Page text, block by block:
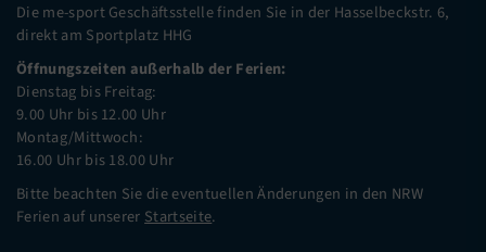
Die me-sport Geschäftsstelle finden Sie in der Hasselbeckstr. 6,
direkt am Sportplatz HHG
Öffnungszeiten außerhalb der Ferien:
Dienstag bis Freitag:
9.00 Uhr bis 12.00 Uhr
Montag/Mittwoch:
16.00 Uhr bis 18.00 Uhr
Bitte beachten Sie die eventuellen Änderungen in den NRW
Ferien auf unsererStartseite.